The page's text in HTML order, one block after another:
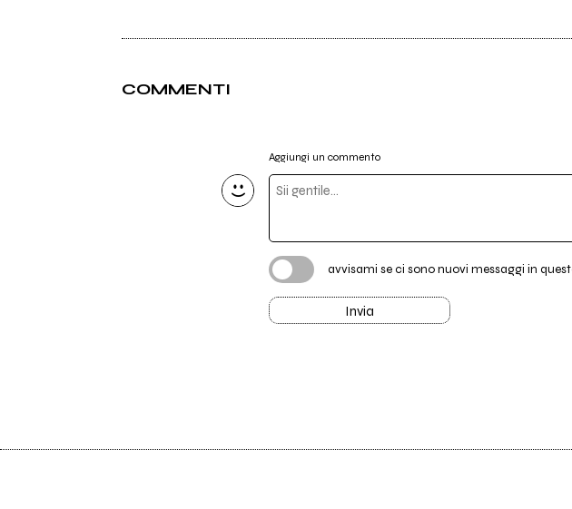
COMMENTI
Aggiungi un commento
avvisami se ci sono nuovi messaggi in
Invia